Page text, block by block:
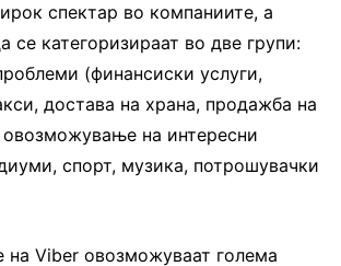
спектар во компаниите, а
се категоризираат во две групи:
(финансиски услуги,
достава на храна, продажба на
на интересни
спорт, музика, потрошувачки
на Viber овозможуваат голема